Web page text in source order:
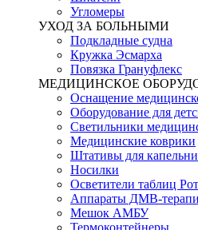
Угломеры
УХОД ЗА БОЛЬНЫМИ
Подкладные судна
Кружка Эсмарха
Повязка Грануфлекс
МЕДИЦИНСКОЕ
Оснащение
Оборудование для
Светильники
Медицинские коврики
Штативы для
Носилки
Осветители таблиц
Аппараты ДМВ-
Мешок АМБУ
Термоконтейнеры